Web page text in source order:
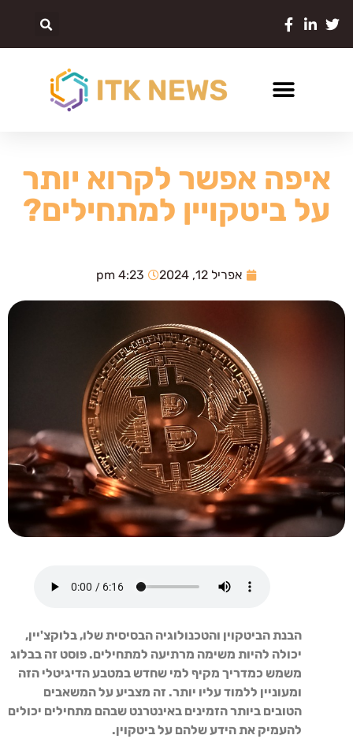
איפה אפשר לקרוא יותר
על ביטקויין למתחילים?
אפריל 12, 2024 4:23 pm
הבנת הביטקוין והטכנולוגיה הבסיסית שלו, בלוקצ'יין,
יכולה להיות משימה מרתיעה למתחילים. פוסט זה בבלוג
משמש כמדריך מקיף למי שחדש במטבע הדיגיטלי הזה
ומעוניין ללמוד עליו יותר. זה מצביע על המשאבים
הטובים ביותר הזמינים באינטרנט שבהם מתחילים יכולים
להעמיק את הידע שלהם על ביטקוין.